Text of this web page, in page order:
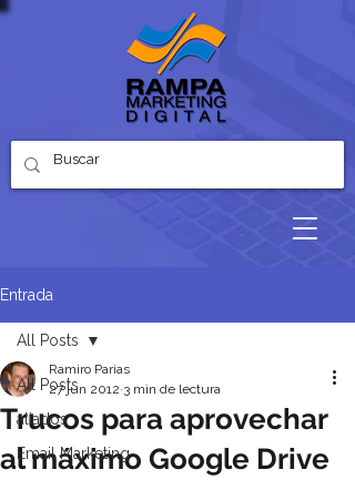
Entrada
All Posts
aliados
Email Marketing
All Posts
Trucos para aprovechar
al máximo Google Drive
Ramiro Parias
27 jun 2012 3 min de lectura